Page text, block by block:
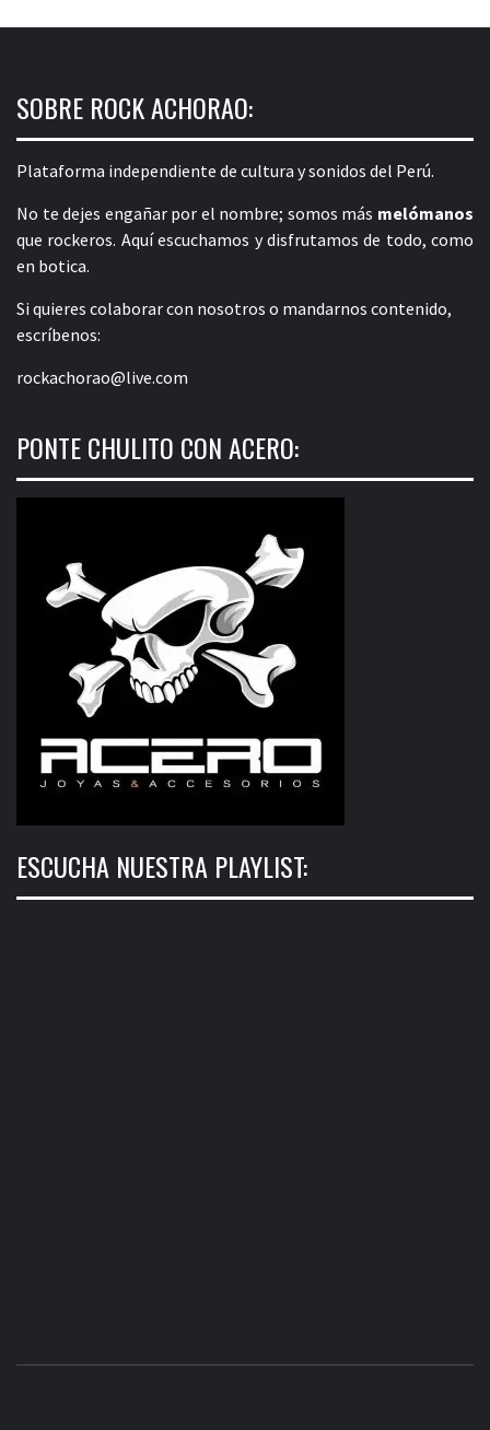
SOBRE ROCK ACHORAO:
Plataforma independiente de cultura y sonidos del Perú.
No te dejes engañar por el nombre; somos más melómanos
que rockeros. Aquí escuchamos y disfrutamos de todo, como
en botica.
Si quieres colaborar con nosotros o mandarnos contenido,
escríbenos:
rockachorao@live.com
PONTE CHULITO CON ACERO:
ESCUCHA NUESTRA PLAYLIST: